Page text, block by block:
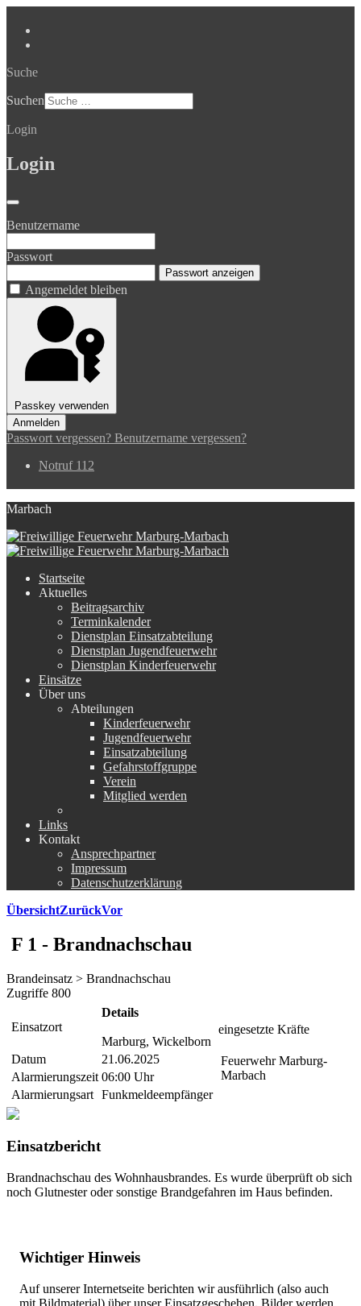
Suche
Suchen
Login
Login
Benutzername
Passwort
Passwort anzeigen
Angemeldet bleiben
Passkey verwenden
Anmelden
Passwort vergessen? Benutzername vergessen?
Notruf 112
Marbach
Startseite
Aktuelles
Beitragsarchiv
Terminkalender
Dienstplan Einsatzabteilung
Dienstplan Jugendfeuerwehr
Dienstplan Kinderfeuerwehr
Einsätze
Über uns
Abteilungen
Kinderfeuerwehr
Jugendfeuerwehr
Einsatzabteilung
Gefahrstoffgruppe
Verein
Mitglied werden
Links
Kontakt
Ansprechpartner
Impressum
Datenschutzerklärung
ÜbersichtZurückVor
F 1 - Brandnachschau
Brandeinsatz > Brandnachschau
Zugriffe 800
Einsatzort
Details
Marburg, Wickelborn
Datum
21.06.2025
Alarmierungszeit 06:00 Uhr
Alarmierungsart Funkmeldeempfänger
eingesetzte Kräfte
Feuerwehr Marburg-
Marbach
Einsatzbericht
Brandnachschau des Wohnhausbrandes. Es wurde überprüft ob sich
noch Glutnester oder sonstige Brandgefahren im Haus befinden.
Wichtiger Hinweis
Auf unserer Internetseite berichten wir ausführlich (also auch
mit Bildmaterial) über unser Einsatzgeschehen. Bilder werden